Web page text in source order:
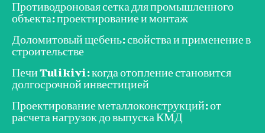
Противодроновая сетка для промышленного
объекта: проектирование и монтаж
Доломитовый щебень: свойства и применение в
строительстве
Печи Tulikivi: когда отопление становится
долгосрочной инвестицией
Проектирование металлоконструкций: от
расчета нагрузок до выпуска КМД